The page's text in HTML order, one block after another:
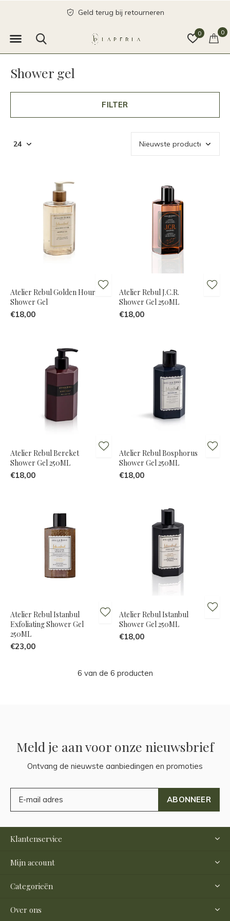
0 0
Geld terug bij retourneren
Shower gel
FILTER
Atelier Rebul Golden Hour
Shower Gel
€18,00
Atelier Rebul J.C.R.
Shower Gel 250ML
€18,00
Atelier Rebul Bereket
Shower Gel 250ML
€18,00
Atelier Rebul Bosphorus
Shower Gel 250ML
€18,00
Atelier Rebul Istanbul
Exfoliating Shower Gel
250ML
€23,00
Atelier Rebul Istanbul
Shower Gel 250ML
€18,00
6 van de 6 producten
Meld je aan voor onze nieuwsbrief
Ontvang de nieuwste aanbiedingen en promoties
ABONNEER
Klantenservice
Mijn account
Categorieën
Over ons